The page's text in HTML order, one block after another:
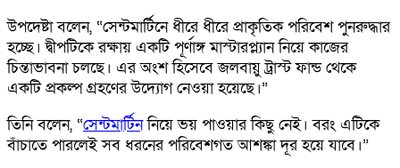
উপদেষ্টা বলেন, “সেন্টমার্টিনে ধীরে ধীরে প্রাকৃতিক পরিবেশ পুনরুদ্ধার
হচ্ছে। দ্বীপটিকে রক্ষায় একটি পূর্ণাঙ্গ মাস্টারপ্ল্যান নিয়ে কাজের
চিন্তাভাবনা চলছে। এর অংশ হিসেবে জলবায়ু ট্রাস্ট ফান্ড থেকে
একটি প্রকল্প গ্রহণের উদ্যোগ নেওয়া হয়েছে।”
তিনি বলেন, “সেন্টমার্টিননিয়ে ভয় পাওয়ার কিছু নেই। বরং এটিকে
বাঁচাতে পারলেই সব ধরনের পরিবেশগত আশঙ্কা দূর হয়ে যাবে।”